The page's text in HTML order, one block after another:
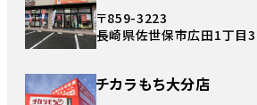
〒859-3223
長崎県佐世保市広田1丁目
チカラもち大分店